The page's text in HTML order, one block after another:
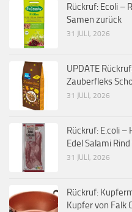
Rückruf: Ecoli –
Samen zurück
31 JULI, 2026
UPDATE
Zauberfleks
31 JULI, 2026
Rückruf: E.coli
Edel Salami
31 JULI, 2026
Rückruf:
Kupfer von Falk